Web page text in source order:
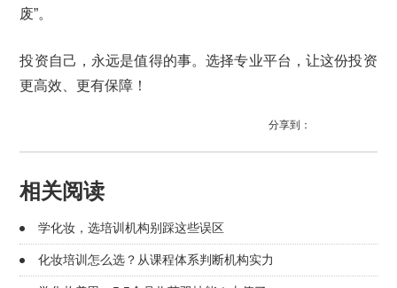
废”。
投资自己，永远是值得的事。选择专业平台，让这份投资
更高效、更有保障！
分享到：
相关阅读
学化妆，选培训机构别踩这些误区
化妆培训怎么选？从课程体系判断机构实力